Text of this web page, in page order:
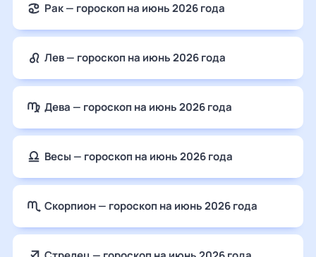
Рак — гороскоп на июнь 2026 года
Лев — гороскоп на июнь 2026 года
Дева — гороскоп на июнь 2026 года
Весы — гороскоп на июнь 2026 года
Скорпион — гороскоп на июнь 2026 года